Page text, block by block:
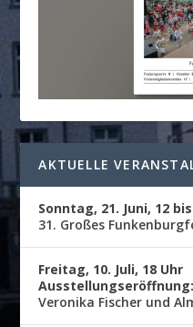
AKTUELLE
Sonntag, 21. Juni, 12
31. Großes
Freitag, 10. Juli, 18 Uhr
Ausstellungseröffnung:
Veronika Fischer und